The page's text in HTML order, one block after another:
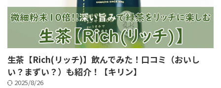
生茶【Rich(リッチ)】飲んでみた！口コミ（おいし
い？まずい？）も紹介！【キリン】
2025/8/26